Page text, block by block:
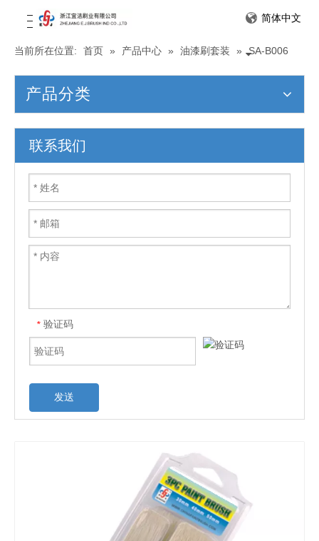
简体中文
当前所在位置: 首页 » 产品中心 » 油漆刷套装 » SA-B006
产品分类
联系我们
* 验证码
发送